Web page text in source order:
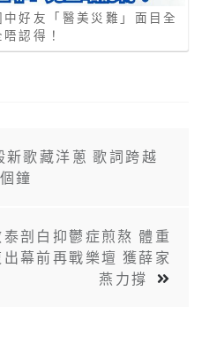
中好友「醫美災難」面目全
認得！
新歌藏洋蔥 歌詞跨越
鐘
泰剖白抑鬱症煎熬 體重
幕前再戰樂壇 獲薛家
燕力撐